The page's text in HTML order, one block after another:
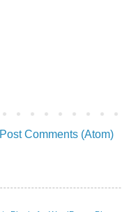
Post Comments (Atom)